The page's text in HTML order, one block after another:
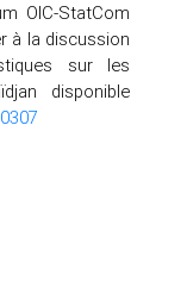
OIC-StatCom
à la discussion
sur les
disponible